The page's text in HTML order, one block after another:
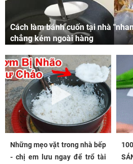
Cách làm bánh cuốn tại nhà
chẳng kém ngoài hàng
Những mẹo vặt trong nhà bếp
- chị em lưu ngay để trổ tài